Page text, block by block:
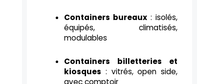
Containers bureaux : isolés,
équipés, climatisés,
modulables
Containers billetteries et
kiosques : vitrés, open side,